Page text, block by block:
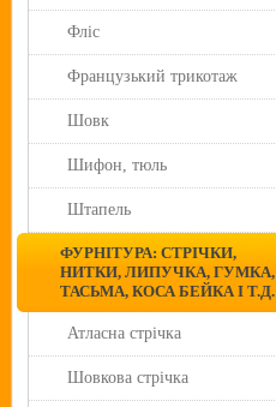
Фліс
Французький трикотаж
Шовк
Шифон, тюль
Штапель
ФУРНІТУРА: СТРІЧКИ,
НИТКИ, ЛИПУЧКА, ГУМКА,
ТАСЬМА, КОСА БЕЙКА І Т.Д.
Атласна стрічка
Шовкова стрічка